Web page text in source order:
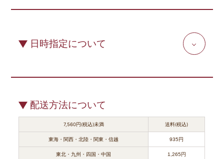
日時指定について
配送方法について
7,560円(税込)未満 送料(税込)
東海・関西・北陸・関東・信越 935円
東北・九州・四国・中国 1,265円